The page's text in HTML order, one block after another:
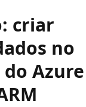
criar
no
do Azure